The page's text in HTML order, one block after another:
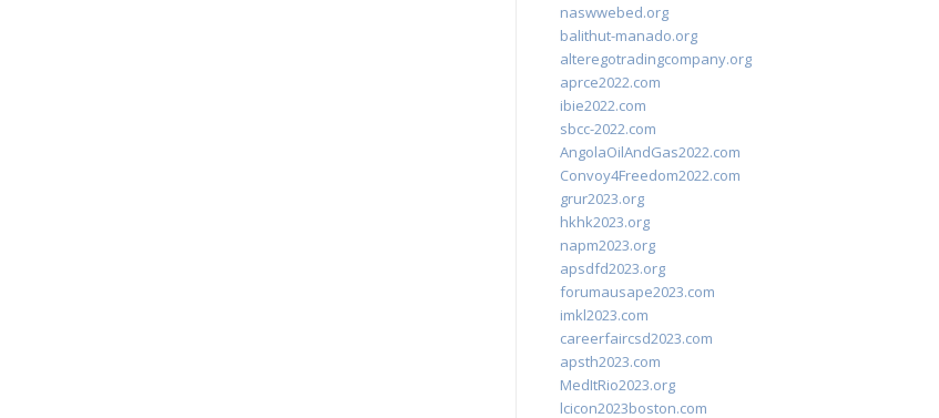
naswwebed.org
balithut-manado.org
alteregotradingcompany.org
aprce2022.com
ibie2022.com
sbcc-2022.com
AngolaOilAndGas2022.com
Convoy4Freedom2022.com
grur2023.org
hkhk2023.org
napm2023.org
apsdfd2023.org
forumausape2023.com
imkl2023.com
careerfaircsd2023.com
apsth2023.com
MedItRio2023.org
lcicon2023boston.com